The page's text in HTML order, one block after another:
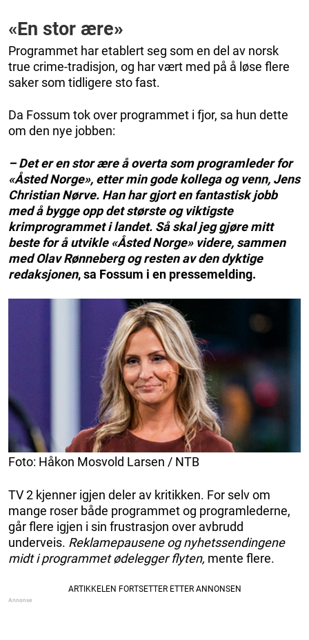
«En stor ære»
Programmet har etablert seg som en del av norsk
true crime-tradisjon, og har vært med på å løse flere
saker som tidligere sto fast.
Da Fossum tok over programmet i fjor, sa hun dette
om den nye jobben:
– Det er en stor ære å overta som programleder for
«Åsted Norge», etter min gode kollega og venn, Jens
Christian Nørve. Han har gjort en fantastisk jobb
med å bygge opp det største og viktigste
krimprogrammet i landet. Så skal jeg gjøre mitt
beste for å utvikle «Åsted Norge» videre, sammen
med Olav Rønneberg og resten av den dyktige
redaksjonen, sa Fossum i en pressemelding.
Foto: Håkon Mosvold Larsen / NTB
TV 2 kjenner igjen deler av kritikken. For selv om
mange roser både programmet og programlederne,
går flere igjen i sin frustrasjon over avbrudd
underveis. Reklamepausene og nyhetssendingene
midt i programmet ødelegger flyten, mente flere.